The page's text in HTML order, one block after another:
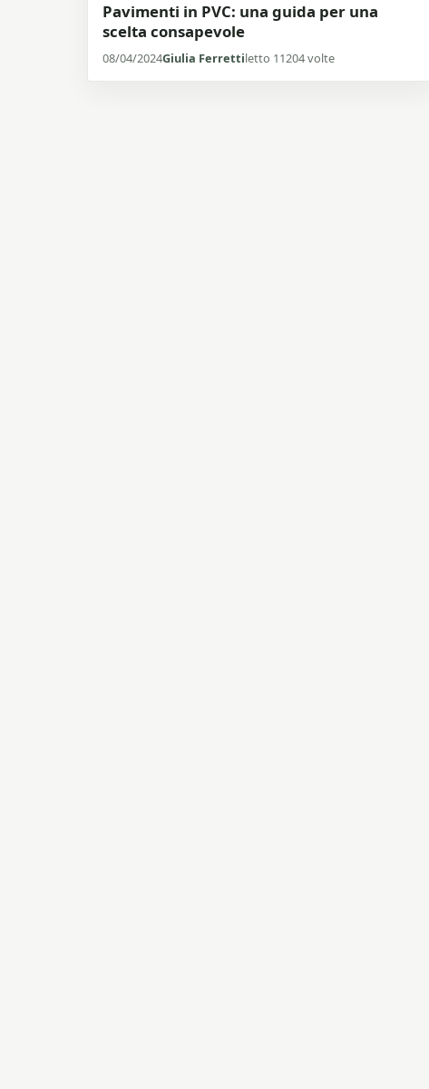
Pavimenti in PVC: una guida per una
scelta consapevole
08/04/2024Giulia Ferrettiletto 11204 volte